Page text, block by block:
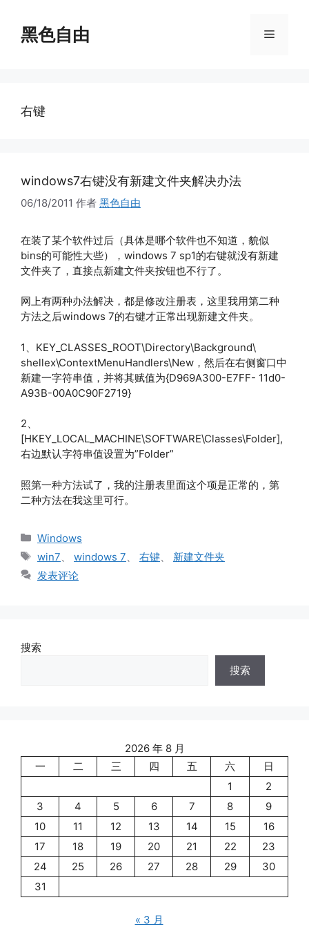
黑色自由 菜
右键
windows7右键没有新建文件夹解决办法
06/18/2011 作者 黑色自由
在装了某个软件过后（具体是哪个软件也不知道，貌似
bins的可能性大些），windows 7 sp1的右键就没有新建
文件夹了，直接点新建文件夹按钮也不行了。
网上有两种办法解决，都是修改注册表，这里我用第二种
方法之后windows 7的右键才正常出现新建文件夹。
1、KEY_CLASSES_ROOT\Directory\Background\
shellex\ContextMenuHandlers\New，然后在右侧窗口中
新建一字符串值，并将其赋值为{D969A300-E7FF- 11d0-
A93B-00A0C90F2719}
2、
[HKEY_LOCAL_MACHINE\SOFTWARE\Classes\Folder],
右边默认字符串值设置为”Folder”
照第一种方法试了，我的注册表里面这个项是正常的，第
二种方法在我这里可行。
分
类
Windows
标
签
win7 windows 7 右键
新建文件夹
发表评论
搜索
搜索
2026 年 8 月
一
二 三 四 五 六
日
1
2
3
4 5 6 7 8
9
10
11 12 13 14 15
16
17
18 19 20 21 22
23
24
25 26 27 28 29
30
31
« 3 月